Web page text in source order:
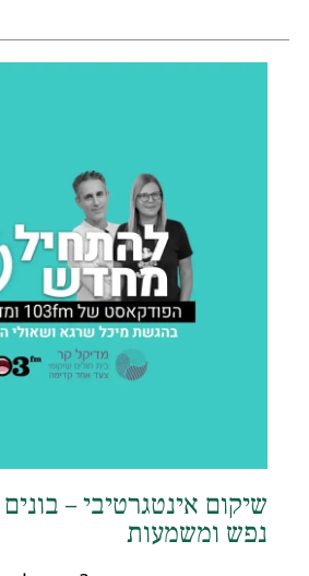
שיקום אינטגרטיבי – בונים
נפש ומשמעות